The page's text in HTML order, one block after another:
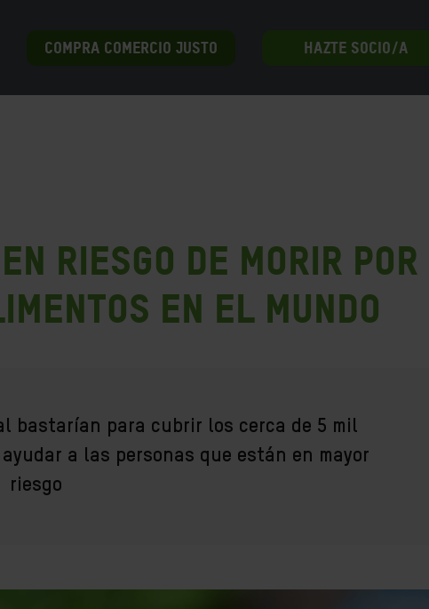
COMPRA COMERCIO JUSTO HAZTE SOCIO/A
riesgo de morir por
en el mundo
bastarían para cubrir los cerca de 5 mil
a las personas que están en mayor
riesgo